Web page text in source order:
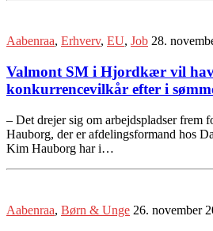
Aabenraa, Erhverv, EU, Job 28.
Valmont SM i Hjordkær vil
konkurrencevilkår efter i
– Det drejer sig om arbejdspladser frem
Hauborg, der er afdelingsformand hos
Kim Hauborg har i…
Aabenraa, Børn & Unge 26. november